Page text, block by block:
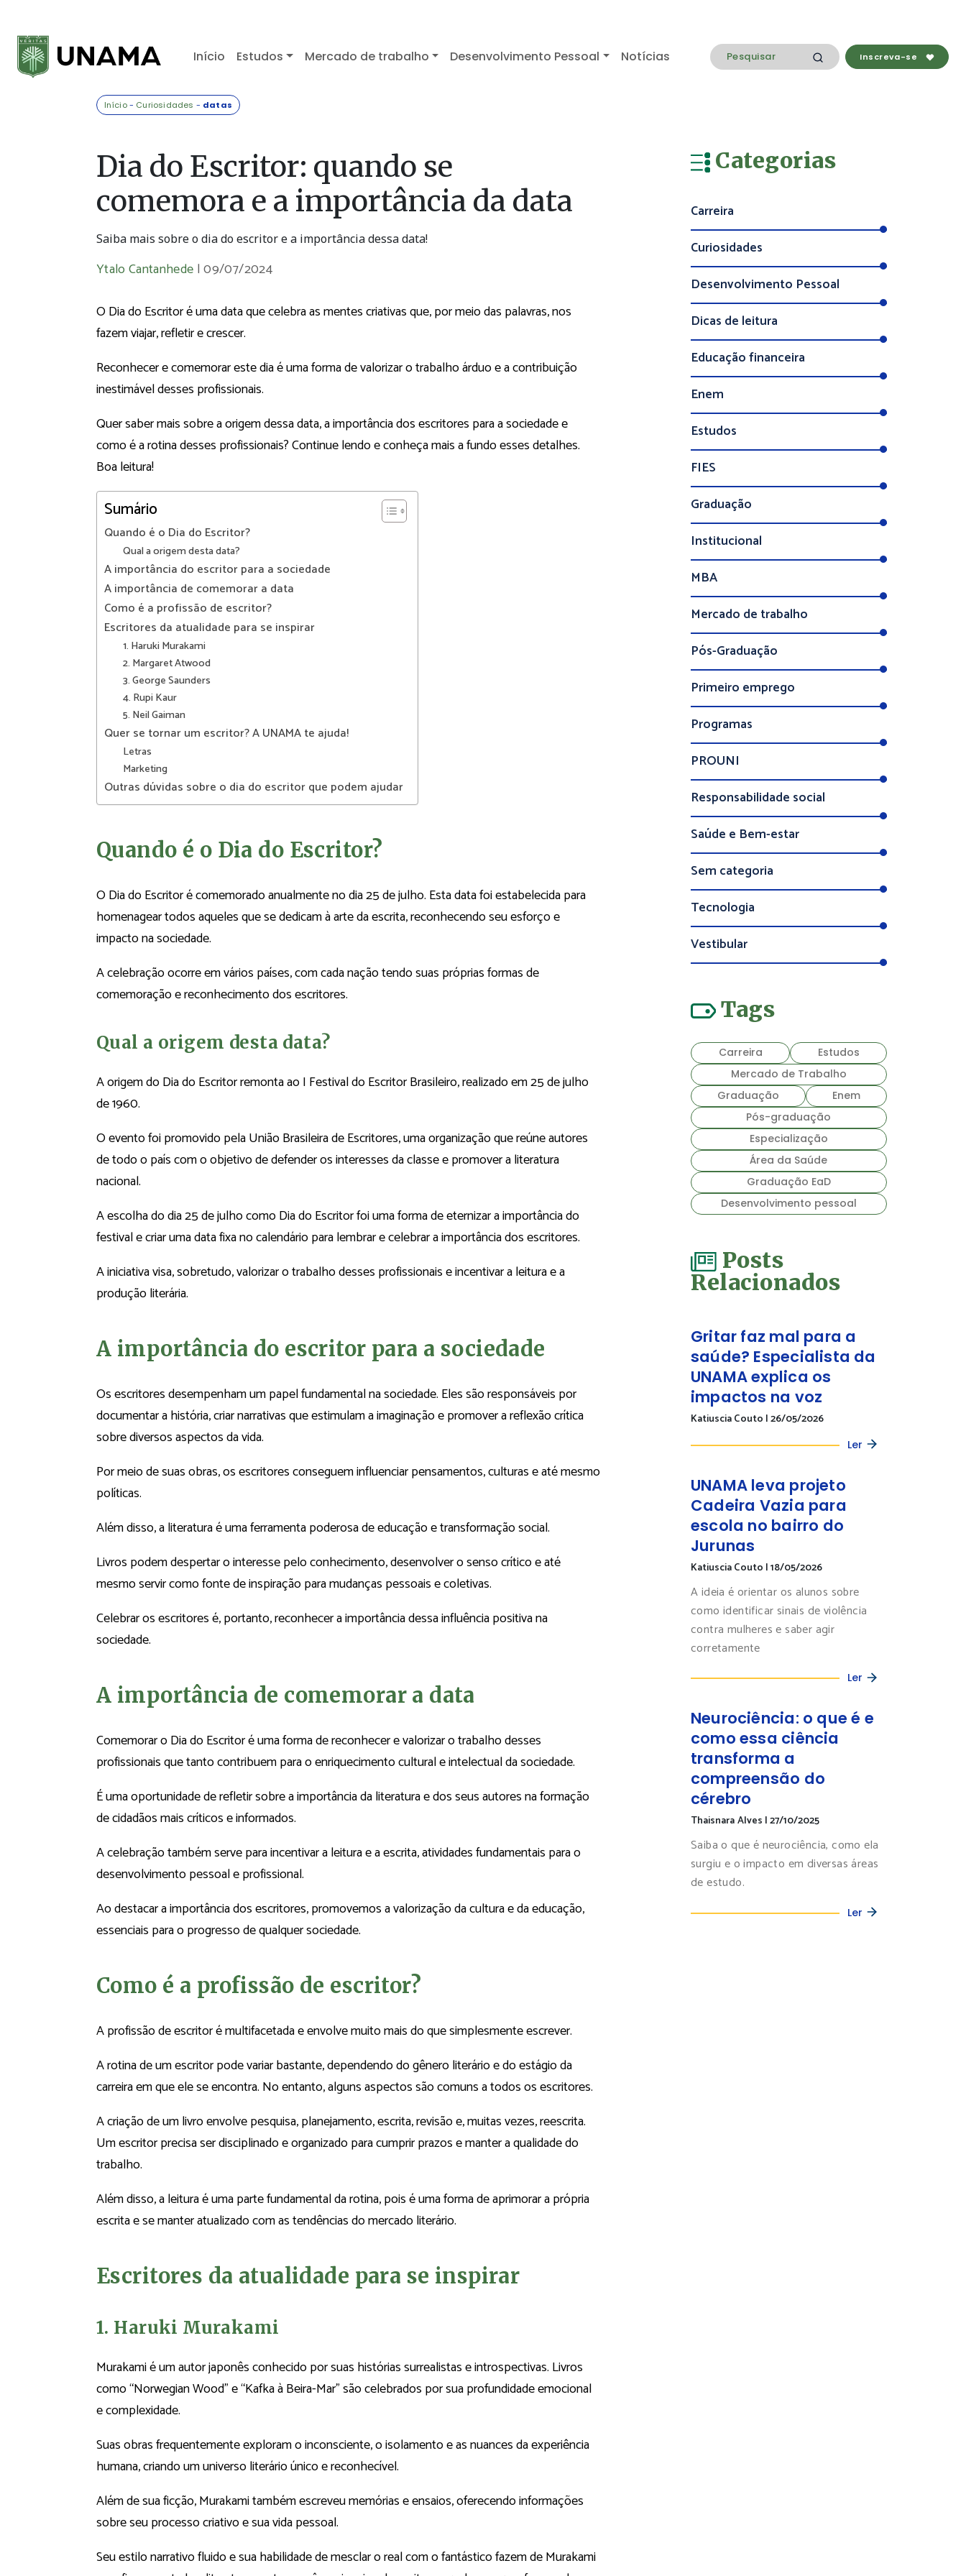
Início Estudos Mercado de trabalho Desenvolvimento Pessoal Notícias Inscreva-se
Início- Curiosidades - datas
Dia do Escritor: quando se
comemora e a importância da data
Saiba mais sobre o dia do escritor e a importância dessa data!
Ytalo Cantanhede |09/07/2024
O Dia do Escritor é uma data que celebra as mentes criativas que, por meio das palavras, nos
fazem viajar, refletir e crescer.
Reconhecer e comemorar este dia é uma forma de valorizar o trabalho árduo e a contribuição
inestimável desses profissionais.
Quer saber mais sobre a origem dessa data, a importância dos escritores para a sociedade e
como é a rotina desses profissionais? Continue lendo e conheça mais a fundo esses detalhes.
Boa leitura!
Sumário
Quando é o Dia do Escritor?
Qual a origem desta data?
A importância do escritor para a sociedade
A importância de comemorar a data
Como é a profissão de escritor?
Escritores da atualidade para se inspirar
1. Haruki Murakami
2. Margaret Atwood
3. George Saunders
4. Rupi Kaur
5. Neil Gaiman
Quer se tornar um escritor? A UNAMA te ajuda!
Letras
Marketing
Outras dúvidas sobre o dia do escritor que podem ajudar
Quando é o Dia do Escritor?
O Dia do Escritor é comemorado anualmente no dia 25 de julho. Esta data foi estabelecida para
homenagear todos aqueles que se dedicam à arte da escrita, reconhecendo seu esforço e
impacto na sociedade.
A celebração ocorre em vários países, com cada nação tendo suas próprias formas de
comemoração e reconhecimento dos escritores.
Qual a origem desta data?
A origem do Dia do Escritor remonta ao I Festival do Escritor Brasileiro, realizado em 25 de julho
de 1960.
O evento foi promovido pela União Brasileira de Escritores, uma organização que reúne autores
de todo o país com o objetivo de defender os interesses da classe e promover a literatura
nacional.
A escolha do dia 25 de julho como Dia do Escritor foi uma forma de eternizar a importância do
festival e criar uma data fixa no calendário para lembrar e celebrar a importância dos escritores.
A iniciativa visa, sobretudo, valorizar o trabalho desses profissionais e incentivar a leitura e a
produção literária.
A importância do escritor para a sociedade
Os escritores desempenham um papel fundamental na sociedade. Eles são responsáveis por
documentar a história, criar narrativas que estimulam a imaginação e promover a reflexão crítica
sobre diversos aspectos da vida.
Por meio de suas obras, os escritores conseguem influenciar pensamentos, culturas e até mesmo
políticas.
Além disso, a literatura é uma ferramenta poderosa de educação e transformação social.
Livros podem despertar o interesse pelo conhecimento, desenvolver o senso crítico e até
mesmo servir como fonte de inspiração para mudanças pessoais e coletivas.
Celebrar os escritores é, portanto, reconhecer a importância dessa influência positiva na
sociedade.
A importância de comemorar a data
Comemorar o Dia do Escritor é uma forma de reconhecer e valorizar o trabalho desses
profissionais que tanto contribuem para o enriquecimento cultural e intelectual da sociedade.
É uma oportunidade de refletir sobre a importância da literatura e dos seus autores na formação
de cidadãos mais críticos e informados.
A celebração também serve para incentivar a leitura e a escrita, atividades fundamentais para o
desenvolvimento pessoal e profissional.
Ao destacar a importância dos escritores, promovemos a valorização da cultura e da educação,
essenciais para o progresso de qualquer sociedade.
Como é a profissão de escritor?
A profissão de escritor é multifacetada e envolve muito mais do que simplesmente escrever.
A rotina de um escritor pode variar bastante, dependendo do gênero literário e do estágio da
carreira em que ele se encontra. No entanto, alguns aspectos são comuns a todos os escritores.
A criação de um livro envolve pesquisa, planejamento, escrita, revisão e, muitas vezes, reescrita.
Um escritor precisa ser disciplinado e organizado para cumprir prazos e manter a qualidade do
trabalho.
Além disso, a leitura é uma parte fundamental da rotina, pois é uma forma de aprimorar a própria
escrita e se manter atualizado com as tendências do mercado literário.
Escritores da atualidade para se inspirar
1. Haruki Murakami
Murakami é um autor japonês conhecido por suas histórias surrealistas e introspectivas. Livros
como “Norwegian Wood” e “Kafka à Beira-Mar” são celebrados por sua profundidade emocional
e complexidade.
Suas obras frequentemente exploram o inconsciente, o isolamento e as nuances da experiência
humana, criando um universo literário único e reconhecível.
Além de sua ficção, Murakami também escreveu memórias e ensaios, oferecendo informações
sobre seu processo criativo e sua vida pessoal.
Seu estilo narrativo fluido e sua habilidade de mesclar o real com o fantástico fazem de Murakami
Categorias
Carreira
Curiosidades
Desenvolvimento Pessoal
Dicas de leitura
Educação financeira
Enem
Estudos
FIES
Graduação
Institucional
MBA
Mercado de trabalho
Pós-Graduação
Primeiro emprego
Programas
PROUNI
Responsabilidade social
Saúde e Bem-estar
Sem categoria
Tecnologia
Vestibular
Tags
Carreira
Estudos
Mercado de Trabalho
Graduação
Enem
Pós-graduação
Especialização
Área da Saúde
Graduação EaD
Desenvolvimento pessoal
Posts
Relacionados
Gritar faz mal para a
saúde? Especialista da
UNAMA explica os
impactos na voz
Katiuscia Couto |26/05/2026
Ler
UNAMA leva projeto
Cadeira Vazia para
escola no bairro do
Jurunas
Katiuscia Couto |18/05/2026
A ideia é orientar os alunos sobre
como identificar sinais de violência
contra mulheres e saber agir
corretamente
Ler
Neurociência: o que é e
como essa ciência
transforma a
compreensão do
cérebro
Thaisnara Alves |27/10/2025
Saiba o que é neurociência, como ela
surgiu e o impacto em diversas áreas
de estudo.
Ler